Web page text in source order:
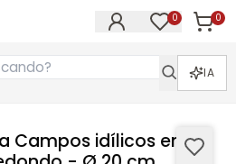
0 0
IA
Campos idílicos en la